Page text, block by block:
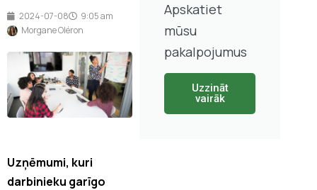
2024-07-08
9:05 am
Morgane Oléron
Uzņēmumi, kuri
darbinieku garīgo
Apskatiet
mūsu
pakalpojumus
Uzzināt
vairāk